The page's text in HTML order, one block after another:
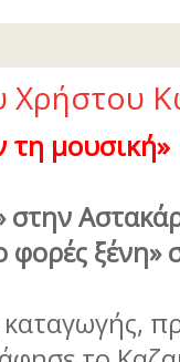
Χρήστου
τη µουσική»
στην
φορές ξένη»